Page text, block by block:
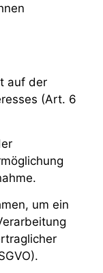
auf der
(Art. 6
um ein